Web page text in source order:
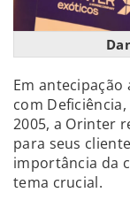
Em antecipação
com
2005, a Orinter
para seus
importância da
tema crucial.